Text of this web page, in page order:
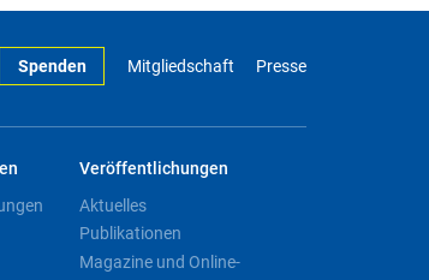
Spenden Mitgliedschaft Presse
Veröffentlichungen
Aktuelles
Publikationen
Magazine und Online-